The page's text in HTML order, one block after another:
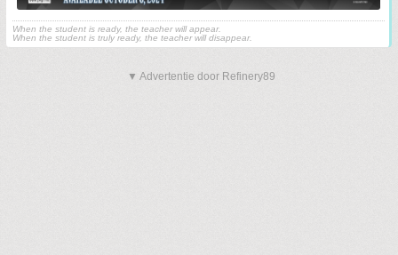
When the student is ready, the teacher will appear.
When the student is truly ready, the teacher will disappear.
▼ Advertentie door Refinery89